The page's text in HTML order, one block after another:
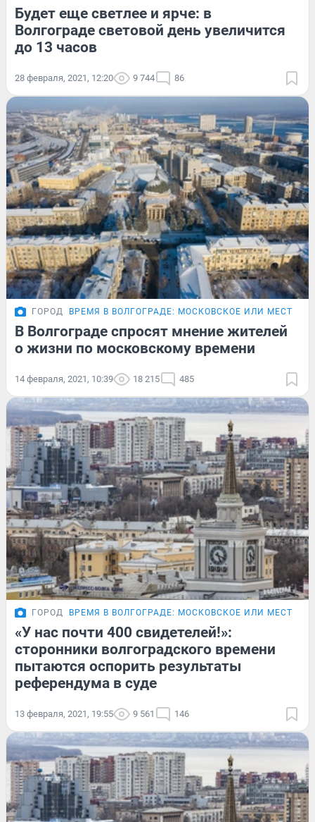
Будет еще светлее и ярче: в
Волгограде световой день увеличится
до 13 часов
28 февраля, 2021, 12:20 9 744 86
ГОРОД ВРЕМЯ В ВОЛГОГРАДЕ: МОСКОВСКОЕ ИЛИ
В Волгограде спросят мнение жителей
о жизни по московскому времени
14 февраля, 2021, 10:39 18 215 485
ГОРОД ВРЕМЯ В ВОЛГОГРАДЕ: МОСКОВСКОЕ ИЛИ
«У нас почти 400 свидетелей!»:
сторонники волгоградского времени
пытаются оспорить результаты
референдума в суде
13 февраля, 2021, 19:55 9 561 146